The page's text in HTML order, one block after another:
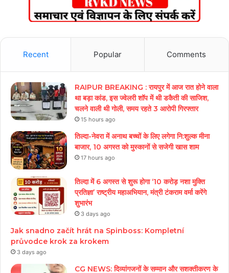
Recent Popular Comments
RAIPUR BREAKING : रायपुर में आज रात होने वाला
था बड़ा कांड, इस ज्वेलरी शॉप में थी डकैती की साजिश,
चलने वाली थी गोली, समय रहते 3 आरोपी गिरफ्तार
15 hours ago
तिल्दा-नेवरा में अनाथ बच्चों के लिए लगेगा नि:शुल्क मीना
बाजार, 10 अगस्त को मुस्कानों से सजेगी खास शाम
17 hours ago
तिल्दा में 6 अगस्त से शुरू होगा ‘10 करोड़ नशा मुक्ति
प्रतिज्ञा’ राष्ट्रीय महाअभियान, मंत्री टंकराम वर्मा करेंगे
शुभारंभ
3 days ago
Jak snadno začít hrát na Spinboss: Kompletní
průvodce krok za krokem
3 days ago
CG NEWS: दिव्यांगजनों के सम्मान और सशक्तीकरण के